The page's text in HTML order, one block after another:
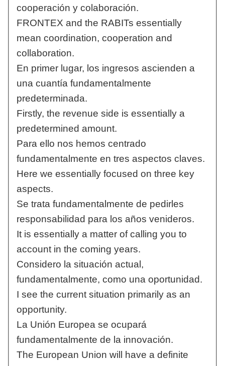
cooperación y colaboración.
FRONTEX and the RABITs essentially
mean coordination, cooperation and
collaboration.
En primer lugar, los ingresos ascienden a
una cuantía fundamentalmente
predeterminada.
Firstly, the revenue side is essentially a
predetermined amount.
Para ello nos hemos centrado
fundamentalmente en tres aspectos claves.
Here we essentially focused on three key
aspects.
Se trata fundamentalmente de pedirles
responsabilidad para los años venideros.
It is essentially a matter of calling you to
account in the coming years.
Considero la situación actual,
fundamentalmente, como una oportunidad.
I see the current situation primarily as an
opportunity.
La Unión Europea se ocupará
fundamentalmente de la innovación.
The European Union will have a definite